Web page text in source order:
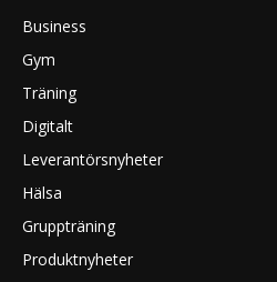
Business
Gym
Träning
Digitalt
Leverantörsnyheter
Hälsa
Gruppträning
Produktnyheter